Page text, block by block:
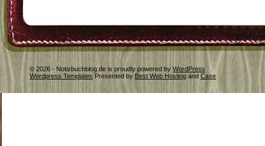
© 2026 - Notizbuchblog.de is proudly powered by WordPress
Wordpress Templates Presented by Best Web Hosting and Case